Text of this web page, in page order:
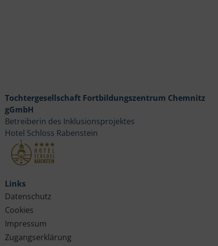
Links
Datenschutz
Cookies
Impressum
Zugangserklärung
Tochtergesellschaft Fortbildungszentrum Chemnitz
gGmbH
Betreiberin des Inklusionsprojektes
Hotel Schloss Rabenstein